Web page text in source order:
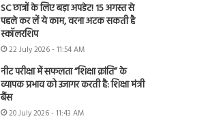
SC छात्रों के लिए बड़ा अपडेट! 15 अगस्त से
पहले कर लें ये काम, वरना अटक सकती है
स्कॉलरशिप
22 July 2026 - 11:54 AM
नीट परीक्षा में सफलता “शिक्षा क्रांति” के
व्यापक प्रभाव को उजागर करती है: शिक्षा मंत्री
बैंस
20 July 2026 - 11:43 AM